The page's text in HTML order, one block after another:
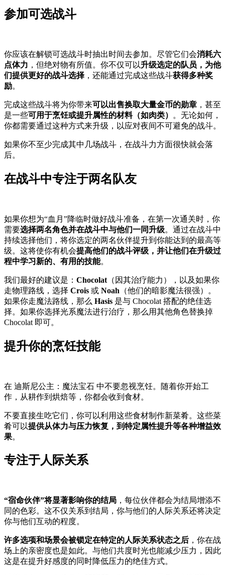
参加可选战斗
你应该在解锁可选战斗时抽出时间去参加。尽管它们会消耗六
点体力 ，但绝对物有所值。你不仅可以升级选定的队员，为他
们提供更好的战斗选择 ，还能通过完成这些战斗获得多种奖
励。
完成这些战斗将为你带来可以出售换取大量金币的勋章 ，甚至
是一些可用于烹饪或提升属性的材料（如肉类）
。无论如何，
你都需要通过这种方式来升级，以应对夜间不可避免的战斗。
如果你不至少完成其中几场战斗，在战斗力方面很快就会落
后。
在战斗中专注于两名队友
如果你想为“血月”降临时做好战斗准备，在第一次通关时，你
需要选择两名角色并在战斗中与他们一同升级。通过在战斗中
持续选择他们，将你选定的两名伙伴提升到你能达到的最高等
级。这将使你有机会提高他们的战斗评级，并让他们在升级过
程中学习新的、有用的技能。
我们最好的建议是： Chocolat （因其治疗能力），以及如果你
走物理路线，选择 Crois 或 Noah （他们的暗影魔法很强）。
如果你走魔法路线，那么 Hasis 是与 Chocolat 搭配的绝佳选
择。如果你选择光系魔法进行治疗，那么用其他角色替换掉
Chocolat 即可。
提升你的烹饪技能
在 迪斯尼公主：魔法宝石 中不要忽视烹饪。随着你开始工
作，从耕作到烘焙等，你都会收到食材。
不要直接生吃它们，你可以利用这些食材制作新菜肴。这些菜
肴可以提供从体力与压力恢复，到特定属性提升等各种增益效
果。
专注于人际关系
“宿命伙伴”将显著影响你的结局 ，每位伙伴都会为结局增添不
同的色彩。这不仅关系到结局，你与他们的人际关系还将决定
你与他们互动的程度。
许多选项和场景会被锁定在特定的人际关系状态之后 ，你在战
场上的亲密度也是如此。与他们共度时光也能减少压力，因此
这是在提升好感度的同时降低压力的绝佳方式。